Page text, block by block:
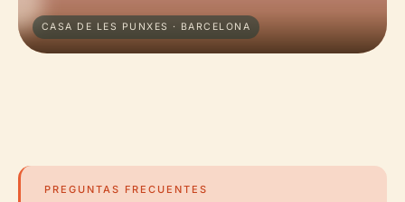
CASA DE LES PUNXES · BARCELONA
PREGUNTAS FRECUENTES